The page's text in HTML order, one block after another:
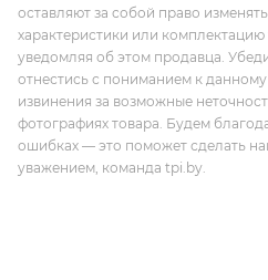
оставляют за собой право
характеристики или
уведомляя об этом продавца.
отнестись с пониманием к
извинения за возможные
фотографиях товара. Будем
ошибках — это поможет сделать
уважением, команда tpi.by.